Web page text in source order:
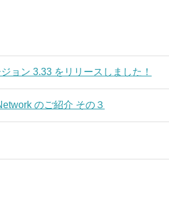
ョン 3.33 をリリースしました！
のご紹介 その３